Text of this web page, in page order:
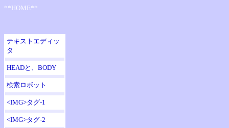
**HOME**
テキストエディッ
タ
HEADと、BODY
検索ロボット
<IMG>タグ-1
<IMG>タグ-2